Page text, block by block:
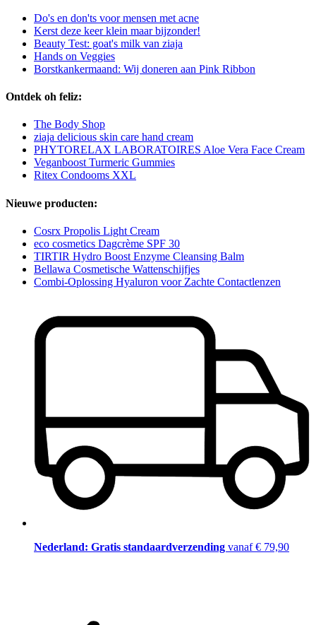
Do's en don'ts voor mensen met acne
Kerst deze keer klein maar bijzonder!
Beauty Test: goat's milk van ziaja
Hands on Veggies
Borstkankermaand: Wij doneren aan Pink Ribbon
Ontdek oh feliz:
The Body Shop
ziaja delicious skin care hand cream
PHYTORELAX LABORATOIRES Aloe Vera Face Cream
Veganboost Turmeric Gummies
Ritex Condooms XXL
Nieuwe producten:
Cosrx Propolis Light Cream
eco cosmetics Dagcrème SPF 30
TIRTIR Hydro Boost Enzyme Cleansing Balm
Bellawa Cosmetische Wattenschijfjes
Combi-Oplossing Hyaluron voor Zachte Contactlenzen
Nederland: Gratis standaardverzending vanaf € 79,90